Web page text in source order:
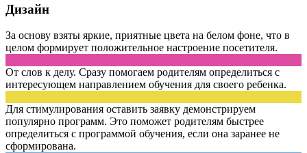
Дизайн
За основу взяты яркие, приятные цвета на белом фоне, что в
целом формирует положительное настроение посетителя.
От слов к делу. Сразу помогаем родителям определиться с
интересующем направлением обучения для своего ребенка.
Для стимулирования оставить заявку демонстрируем
популярно программ. Это поможет родителям быстрее
определиться с программой обучения, если она заранее не
сформирована.